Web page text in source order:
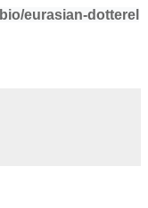
eurasian-dotterel